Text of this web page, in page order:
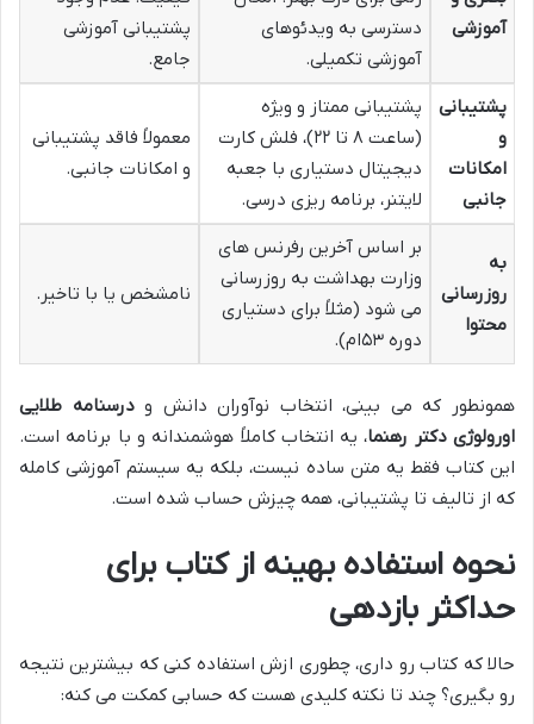
آموزشی
دسترسی به ویدئوهای
آموزشی تکمیلی.
پشتیبانی آموزشی
جامع.
پشتیبانی
و
امکانات
جانبی
پشتیبانی ممتاز و ویژه
(ساعت ۸ تا ۲۲)، فلش کارت
دیجیتال دستیاری با جعبه
لایتنر، برنامه ریزی درسی.
معمولاً فاقد پشتیبانی
و امکانات جانبی.
به
روزرسانی
محتوا
بر اساس آخرین رفرنس های
وزارت بهداشت به روزرسانی
می شود (مثلاً برای دستیاری
دوره ۵۳ام).
نامشخص یا با تاخیر.
همونطور که می بینی، انتخاب نوآوران دانش ودرسنامه طلایی
اورولوژی دکتر رهنما، یه انتخاب کاملاً هوشمندانه و با برنامه است.
این کتاب فقط یه متن ساده نیست، بلکه یه سیستم آموزشی کامله
که از تالیف تا پشتیبانی، همه چیزش حساب شده است.
نحوه استفاده بهینه از کتاب برای
حداکثر بازدهی
حالا که کتاب رو داری، چطوری ازش استفاده کنی که بیشترین نتیجه
رو بگیری؟ چند تا نکته کلیدی هست که حسابی کمکت می کنه: